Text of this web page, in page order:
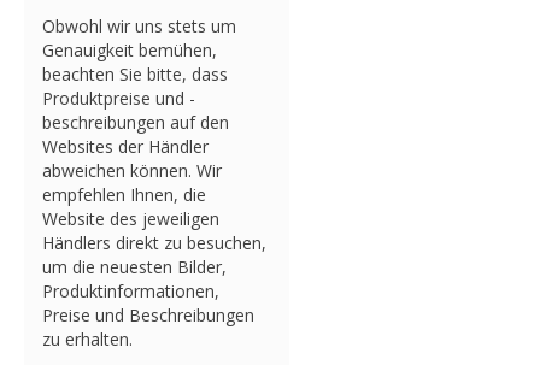
Obwohl wir uns stets um
Genauigkeit bemühen,
beachten Sie bitte, dass
Produktpreise und -
beschreibungen auf den
Websites der Händler
abweichen können. Wir
empfehlen Ihnen, die
Website des jeweiligen
Händlers direkt zu besuchen,
um die neuesten Bilder,
Produktinformationen,
Preise und Beschreibungen
zu erhalten.